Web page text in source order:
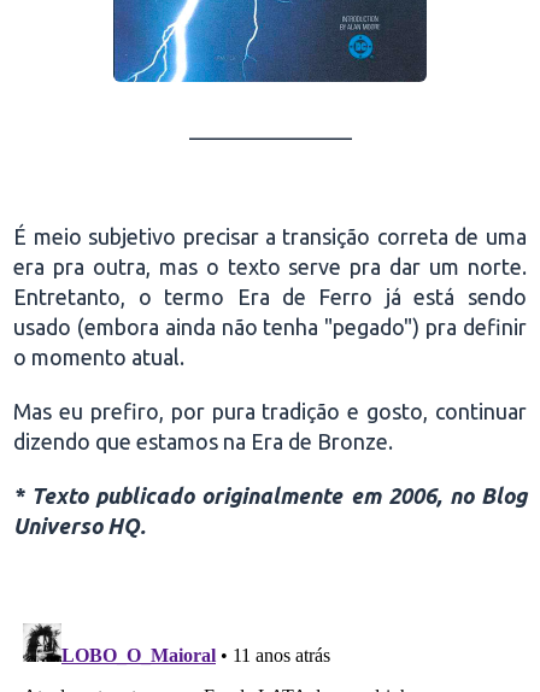
É meio subjetivo precisar a transição correta de uma
era pra outra, mas o texto serve pra dar um norte.
Entretanto, o termo Era de Ferro já está sendo
usado (embora ainda não tenha "pegado") pra definir
o momento atual.
Mas eu prefiro, por pura tradição e gosto, continuar
dizendo que estamos na Era de Bronze.
* Texto publicado originalmente em 2006, no Blog
Universo HQ.